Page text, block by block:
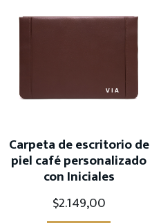
Carpeta de escritorio de
piel café personalizado
con Iniciales
$2.149,00